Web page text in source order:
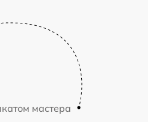
мастера